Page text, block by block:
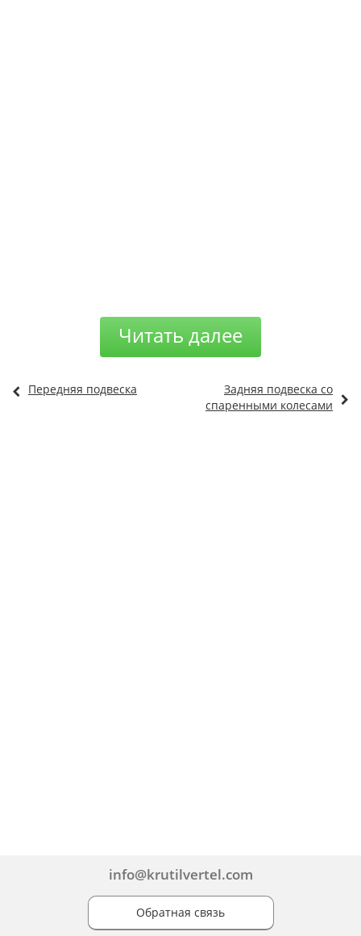
Читать далее
Передняя подвеска
Задняя подвеска со
спаренными колесами
info@krutilvertel.com
Обратная связь